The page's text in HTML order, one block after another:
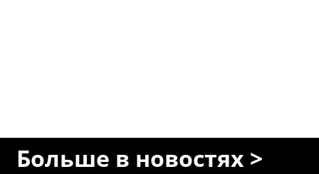
Больше в новостях >